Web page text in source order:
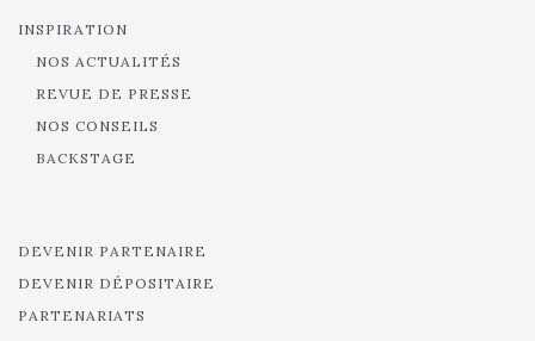
INSPIRATION
NOS ACTUALITÉS
REVUE DE PRESSE
NOS CONSEILS
BACKSTAGE
DEVENIR PARTENAIRE
DEVENIR DÉPOSITAIRE
PARTENARIATS